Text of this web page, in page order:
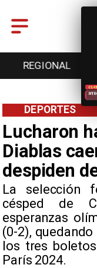
REGIONAL
Lucharon
Diablas
despiden
​La selección
césped de
esperanzas
(0-2),
los tres
París 2024.
DEPORTES